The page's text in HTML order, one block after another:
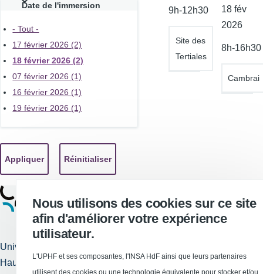
Date de l'immersion
- Tout -
17 février 2026 (2)
18 février 2026 (2)
07 février 2026 (1)
16 février 2026 (1)
19 février 2026 (1)
9h-12h30
Site des
Tertiales
Date
de
18 fév
2026
8h-16h30
Cambrai
Université Polytechnique
Hauts-de-France
Services publics +
Nous utilisons des cookies sur ce site
afin d'améliorer votre expérience
utilisateur.
L'UPHF et ses composantes, l'INSA HdF ainsi que leurs partenaires
utilisent des cookies ou une technologie équivalente pour stocker et/ou